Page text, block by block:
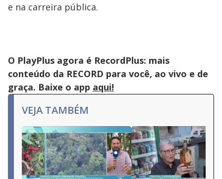
e na carreira pública.
O PlayPlus agora é RecordPlus: mais
conteúdo da RECORD para você, ao vivo e de
graça. Baixe o app aqui!
VEJA TAMBÉM